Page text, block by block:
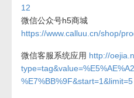
12
微信公众号h5商城
https://www.calluu.cn/shop/
微信客服系统应用 http://
%E7%BB%9F&start=1&limit=5